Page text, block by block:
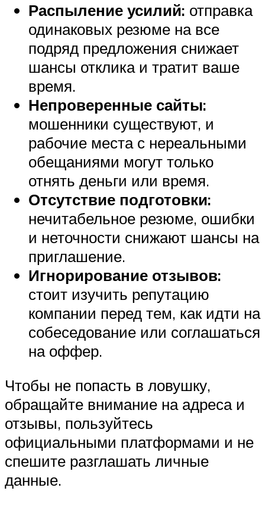
Распыление усилий: отправка
одинаковых резюме на все
подряд предложения снижает
шансы отклика и тратит ваше
время.
Непроверенные сайты:
мошенники существуют, и
рабочие места с нереальными
обещаниями могут только
отнять деньги или время.
Отсутствие подготовки:
нечитабельное резюме, ошибки
и неточности снижают шансы на
приглашение.
Игнорирование отзывов:
стоит изучить репутацию
компании перед тем, как идти на
собеседование или соглашаться
на оффер.
Чтобы не попасть в ловушку,
обращайте внимание на адреса и
отзывы, пользуйтесь
официальными платформами и не
спешите разглашать личные
данные.